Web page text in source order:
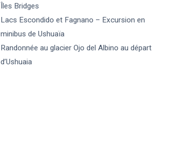
Îles Bridges
Lacs Escondido et Fagnano – Excursion en
minibus de Ushuaïa
Randonnée au glacier Ojo del Albino au départ
d’Ushuaia